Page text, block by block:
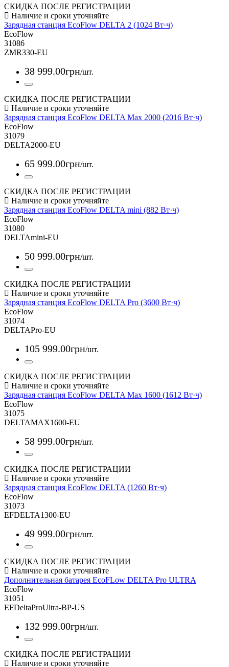
СКИДКА ПОСЛЕ РЕГИСТРАЦИИ
Зарядная станция EcoFlow DELTA 2 (1024 Вт·ч)
EcoFlow
31086
ZMR330-EU
38 999.00грн/шт.
СКИДКА ПОСЛЕ РЕГИСТРАЦИИ
Зарядная станция EcoFlow DELTA Max 2000 (2016 Вт·ч)
EcoFlow
31079
DELTA2000-EU
65 999.00грн/шт.
СКИДКА ПОСЛЕ РЕГИСТРАЦИИ
Зарядная станция EcoFlow DELTA mini (882 Вт·ч)
EcoFlow
31080
DELTAmini-EU
50 999.00грн/шт.
СКИДКА ПОСЛЕ РЕГИСТРАЦИИ
Зарядная станция EcoFlow DELTA Pro (3600 Вт·ч)
EcoFlow
31074
DELTAPro-EU
105 999.00грн/шт.
СКИДКА ПОСЛЕ РЕГИСТРАЦИИ
Зарядная станция EcoFlow DELTA Max 1600 (1612 Вт·ч)
EcoFlow
31075
DELTAMAX1600-EU
58 999.00грн/шт.
СКИДКА ПОСЛЕ РЕГИСТРАЦИИ
Зарядная станция EcoFlow DELTA (1260 Вт·ч)
EcoFlow
31073
EFDELTA1300-EU
49 999.00грн/шт.
СКИДКА ПОСЛЕ РЕГИСТРАЦИИ
Дополнительная батарея EcoFLow DELTA Pro ULTRA
EcoFlow
31051
EFDeltaProUltra-BP-US
132 999.00грн/шт.
СКИДКА ПОСЛЕ РЕГИСТРАЦИИ